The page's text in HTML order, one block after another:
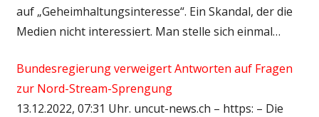
auf „Geheimhaltungsinteresse“. Ein Skandal, der die
Medien nicht interessiert. Man stelle sich einmal…
Bundesregierung verweigert Antworten auf Fragen
zur Nord-Stream-Sprengung
13.12.2022, 07:31 Uhr. uncut-news.ch – https: – Die